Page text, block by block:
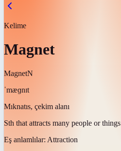
Kelime
Magnet
MagnetN
ˈmæɡnɪt
Mıknatıs, çekim alanı
Sth that attracts many people or things
Eş anlamlılar: Attraction